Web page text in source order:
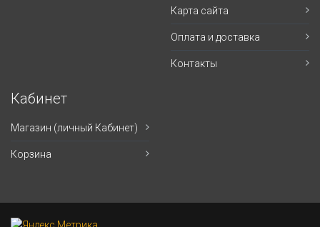
Карта сайта
Оплата и доставка
Контакты
Кабинет
Магазин (личный Кабинет)
Корзина